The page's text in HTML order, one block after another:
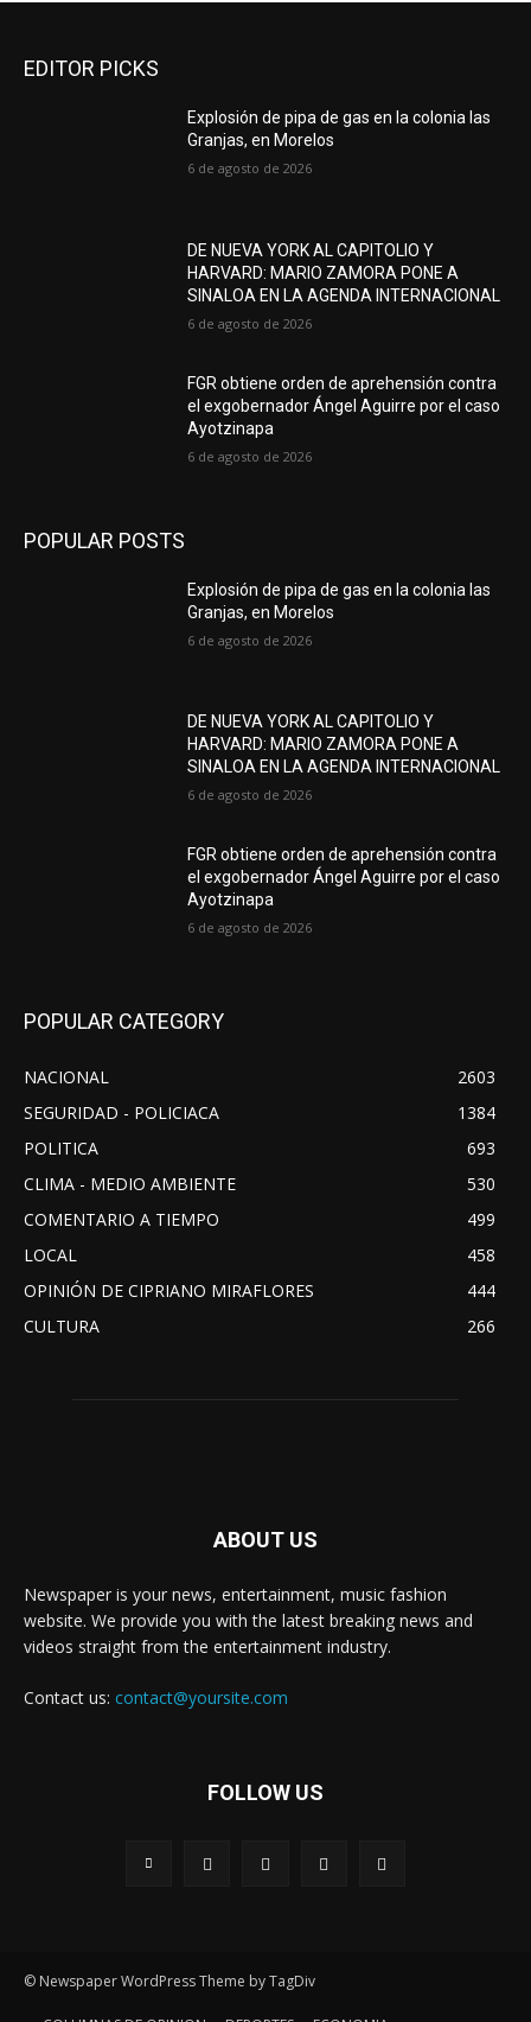
EDITOR PICKS
Explosión de pipa de gas en la colonia las
Granjas, en Morelos
6 de agosto de 2026
DE NUEVA YORK AL CAPITOLIO Y
HARVARD: MARIO ZAMORA PONE A
SINALOA EN LA AGENDA INTERNACIONAL
6 de agosto de 2026
FGR obtiene orden de aprehensión contra
el exgobernador Ángel Aguirre por el caso
Ayotzinapa
6 de agosto de 2026
POPULAR POSTS
Explosión de pipa de gas en la colonia las
Granjas, en Morelos
6 de agosto de 2026
DE NUEVA YORK AL CAPITOLIO Y
HARVARD: MARIO ZAMORA PONE A
SINALOA EN LA AGENDA INTERNACIONAL
6 de agosto de 2026
FGR obtiene orden de aprehensión contra
el exgobernador Ángel Aguirre por el caso
Ayotzinapa
6 de agosto de 2026
POPULAR CATEGORY
NACIONAL
2603
SEGURIDAD - POLICIACA
1384
POLITICA
693
CLIMA - MEDIO AMBIENTE
530
COMENTARIO A TIEMPO
499
LOCAL
458
OPINIÓN DE CIPRIANO MIRAFLORES
444
CULTURA
266
ABOUT US
Newspaper is your news, entertainment, music fashion
website. We provide you with the latest breaking news and
videos straight from the entertainment industry.
Contact us: contact@yoursite.com
FOLLOW US
© Newspaper WordPress Theme by TagDiv